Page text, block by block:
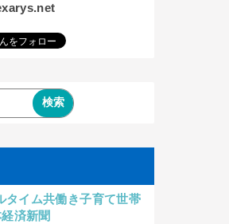
タイム共働き子育て世帯
済新聞